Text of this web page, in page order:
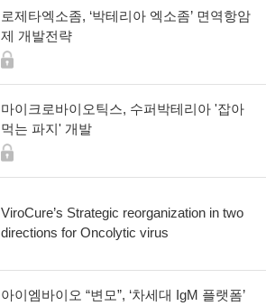
로제타엑소좀, ‘박테리아 엑소좀’ 면역항암
제 개발전략
마이크로바이오틱스, 수퍼박테리아 '잡아
먹는 파지' 개발
ViroCure’s Strategic reorganization in two
directions for Oncolytic virus
아이엠바이오 “변모”, ‘차세대 IgM 플랫폼’